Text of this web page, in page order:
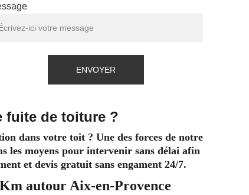
ENVOYER
fuite de toiture ?
dans votre toit ? Une des forces de notre
les moyens pour intervenir sans délai afin
et devis gratuit sans engament 24/7.
autour Aix-en-Provence